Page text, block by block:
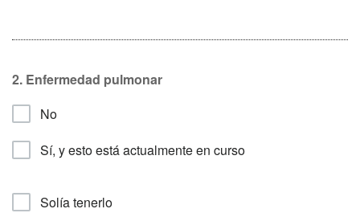
2. Enfermedad pulmonar
No
Sí, y esto está actualmente en curso
Solía tenerlo